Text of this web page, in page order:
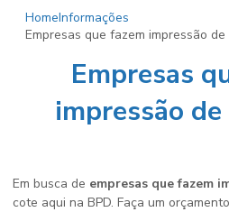
HomeInformações
Empresas que fazem impressão
Empresas
impressão
Em busca de empresas que fazem
cote aqui na BPD. Faça um